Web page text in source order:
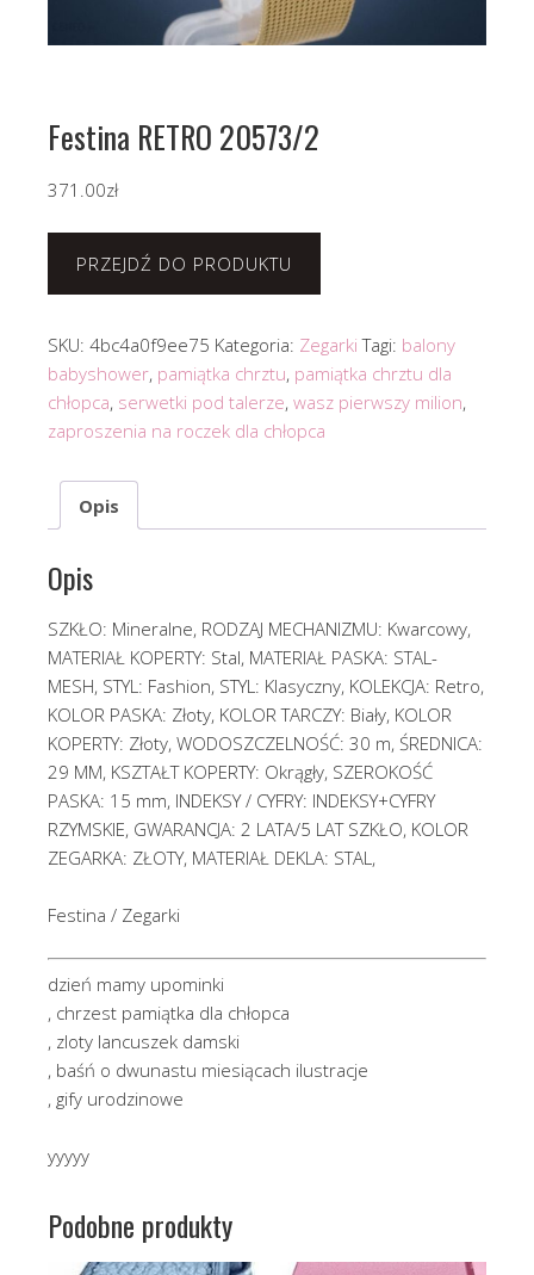
Festina RETRO 20573/2
371.00zł
PRZEJDŹ DO PRODUKTU
SKU: 4bc4a0f9ee75 Kategoria: Zegarki Tagi: balony
babyshower, pamiątka chrztu, pamiątka chrztu dla
chłopca, serwetki pod talerze, wasz pierwszy milion,
zaproszenia na roczek dla chłopca
Opis
Opis
SZKŁO: Mineralne, RODZAJ MECHANIZMU: Kwarcowy,
MATERIAŁ KOPERTY: Stal, MATERIAŁ PASKA: STAL-
MESH, STYL: Fashion, STYL: Klasyczny, KOLEKCJA: Retro,
KOLOR PASKA: Złoty, KOLOR TARCZY: Biały, KOLOR
KOPERTY: Złoty, WODOSZCZELNOŚĆ: 30 m, ŚREDNICA:
29 MM, KSZTAŁT KOPERTY: Okrągły, SZEROKOŚĆ
PASKA: 15 mm, INDEKSY / CYFRY: INDEKSY+CYFRY
RZYMSKIE, GWARANCJA: 2 LATA/5 LAT SZKŁO, KOLOR
ZEGARKA: ZŁOTY, MATERIAŁ DEKLA: STAL,
Festina / Zegarki
dzień mamy upominki
, chrzest pamiątka dla chłopca
, zloty lancuszek damski
, baśń o dwunastu miesiącach ilustracje
, gify urodzinowe
yyyyy
Podobne produkty